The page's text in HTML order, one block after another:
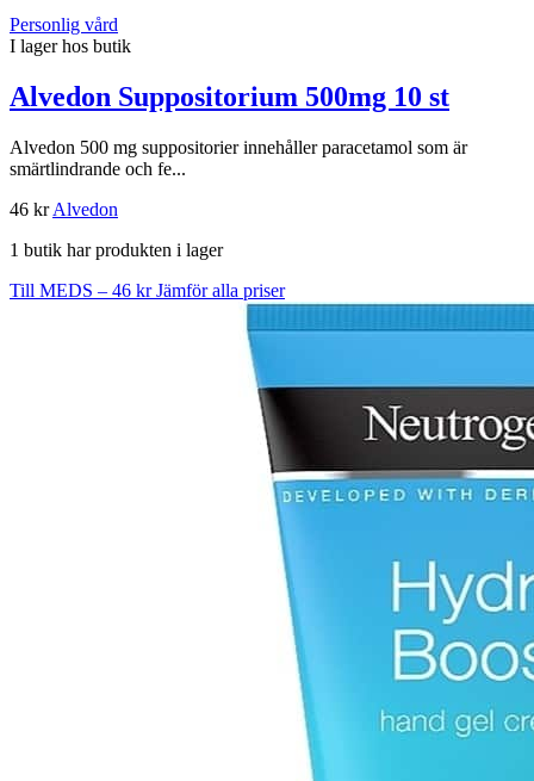
Personlig vård
I lager hos butik
Alvedon Suppositorium 500mg 10 st
Alvedon 500 mg suppositorier innehåller paracetamol som är
smärtlindrande och fe...
46 krAlvedon
1 butik har produkten i lager
Till MEDS – 46 krJämför alla priser